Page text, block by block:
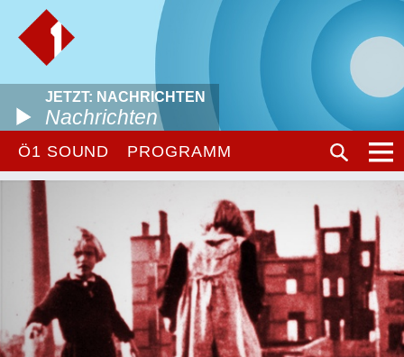
JETZT: NACHRICHTEN
Nachrichten
Ö1 SOUND PROGRAMM